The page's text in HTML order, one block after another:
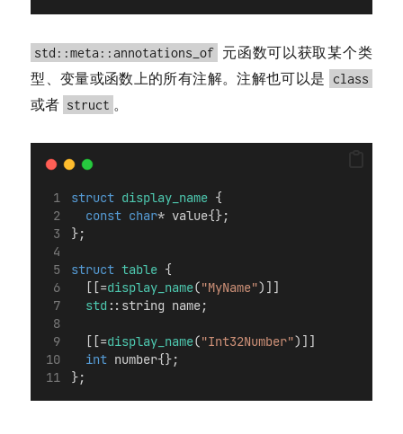
std::meta::annotations_of 元函数可以获取某个类
型、变量或函数上的所有注解。注解也可以是
class
或者 struct 。
struct display_name {
const char* value{};
};
struct table {
  [[=
display_name("MyName")]]
std ::string name;
  [[=
display_name("Int32Number")]]
int number{};
};